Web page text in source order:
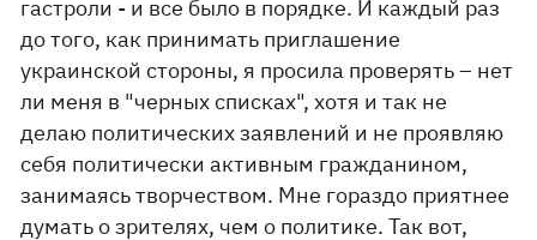
гастроли - и все было в порядке. И каждый раз
до того, как принимать приглашение
украинской стороны, я просила проверять – нет
ли меня в "черных списках", хотя и так не
делаю политических заявлений и не проявляю
себя политически активным гражданином,
занимаясь творчеством. Мне гораздо приятнее
думать о зрителях, чем о политике. Так вот,